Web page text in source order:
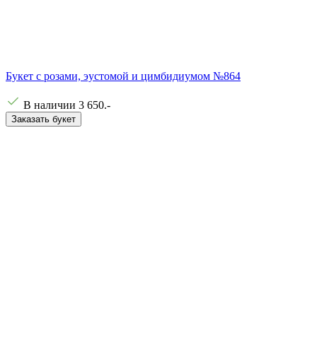
Букет с розами, эустомой и цимбидиумом №864
В наличии 3 650.-
Заказать букет